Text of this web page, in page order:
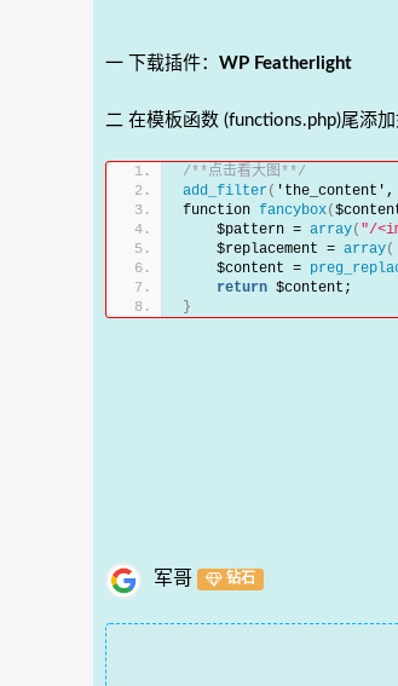
一 下载插件： WP Featherlight
二 在模板函数 (functions.php)尾添
/**点击看大图**/
add_filter(
function fancybox(
    $pattern =
array( "/
    $replacement =
array(
    $content =
return $content;
}
军哥 钻石